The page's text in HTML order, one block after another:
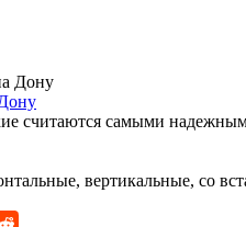
считаются самыми
вертикальные, со